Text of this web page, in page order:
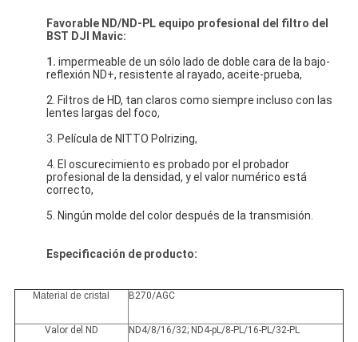
Favorable ND/ND-PL equipo profesional del filtro del
BST DJI Mavic:
1. impermeable de un sólo lado de doble cara de la bajo-
reflexión ND+, resistente al rayado, aceite-prueba,
2. Filtros de HD, tan claros como siempre incluso con las
lentes largas del foco,
3. Película de NITTO Polrizing,
4. El oscurecimiento es probado por el probador
profesional de la densidad, y el valor numérico está
correcto,
5. Ningún molde del color después de la transmisión.
Especificación de producto:
Material de cristal B270/AGC
Valor del ND ND4/8/16/32; ND4-pL/8-PL/16-PL/32-PL